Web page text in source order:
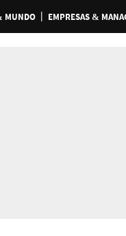
MUNDO EMPRESAS &